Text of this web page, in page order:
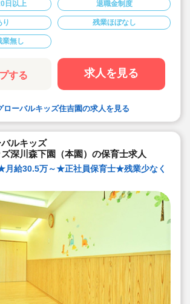
◆子育て期間中は時短勤務OK
◆半日有給OKで子育て中の方も働きやすい環境
◆会社独自の休暇制度がありますので、独身、既
婚者問わずノビノビと働きやすい環境です。
◆宿舎借上げ制度利用可能です！
◆職員間の人間関係を大事にしています。チーム
保育で新しい仲間も皆でサポート。新卒で不安な
方、中途で馴染めるか不安な方ブランク空けの
方、別業種からのキャリアチェンジの方！どんな
方でもチームでサポートしあいながら保育をする
◆キャリアアップしていきたい方も大歓迎！挑戦
安心して勤務いただけます。
◆幅広い年齢層の職員がいるため働きやすい就業
環境です！
◆充実の福利厚生、海外研修など腰を据え長く勤
日以上 退職金制度
り 残業ほぼなし
業無し
する 求人を見る
ローバルキッズ住吉園の求人を見る
ルキッズ
深川森下園（本園）の保育士求人
給30.5万～★正社員保育士★残業少なく